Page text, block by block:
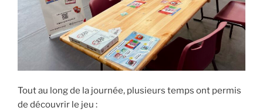
Tout au long de la journée, plusieurs temps ont permis
de découvrir le jeu :